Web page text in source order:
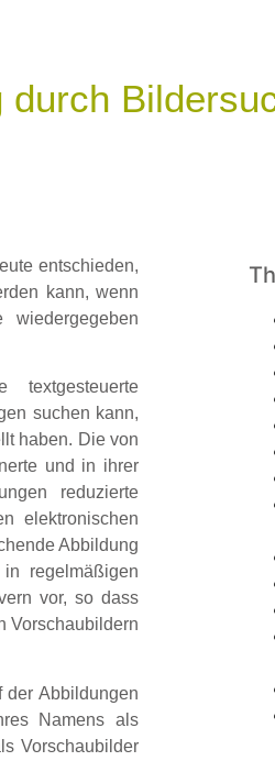
entschieden,
kann, wenn
wiedergegeben
suchen kann,
haben. Die von
und in ihrer
reduzierte
elektronischen
Abbildung
regelmäßigen
vor, so dass
Vorschaubildern
der Abbildungen
Namens als
Vorschaubilder